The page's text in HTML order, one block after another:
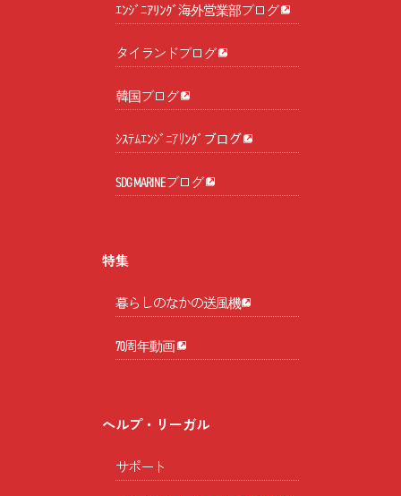
ｴﾝｼﾞﾆｱﾘﾝｸﾞ海外営業部ブログ
タイランドブログ
韓国ブログ
ｼｽﾃﾑｴﾝｼﾞﾆｱﾘﾝｸﾞブログ
SDG MARINEブログ
特集
暮らしのなかの送風機
70周年動画
ヘルプ・リーガル
サポート